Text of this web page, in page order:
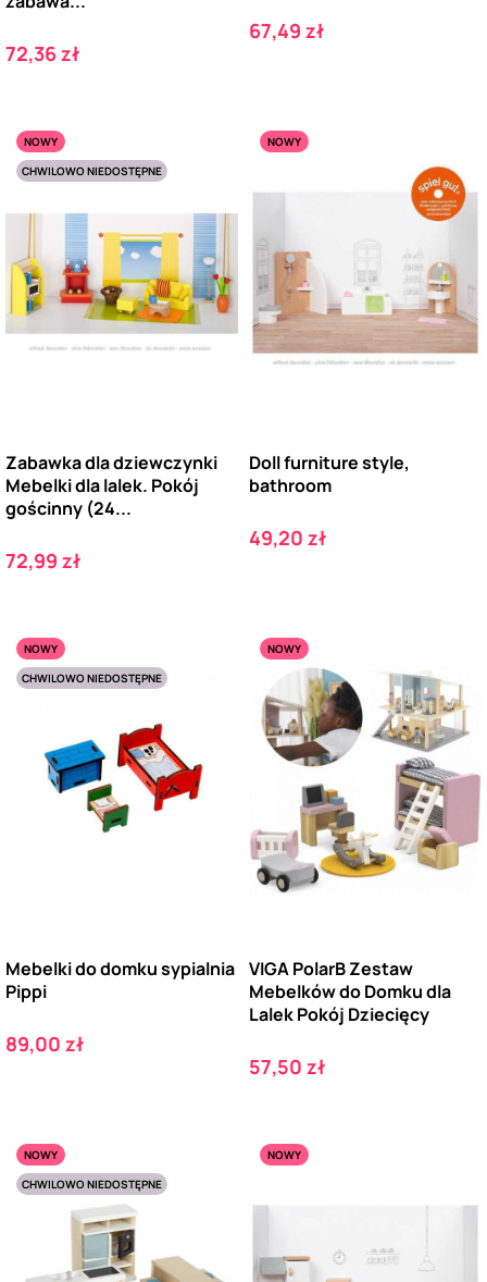
Cena
72,36 zł
Cena
67,49 zł
NOWY
CHWILOWO NIEDOSTĘPNE
Zabawka dla dziewczynki
Mebelki dla lalek. Pokój
gościnny (24...
Cena
72,99 zł
NOWY
Doll furniture style,
bathroom
Cena
49,20 zł
NOWY
CHWILOWO NIEDOSTĘPNE
Mebelki do domku sypialnia
Pippi
Cena
89,00 zł
NOWY
VIGA PolarB Zestaw
Mebelków do Domku dla
Lalek Pokój Dziecięcy
Cena
57,50 zł
NOWY
CHWILOWO NIEDOSTĘPNE
NOWY